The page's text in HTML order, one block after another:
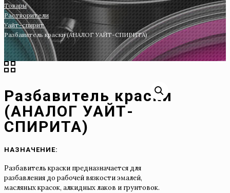
Товары
Растворители
Уайт-спирит
Разбавитель краски (АНАЛОГ УАЙТ-СПИРИТА)
Разбавитель краски
(АНАЛОГ УАЙТ-
СПИРИТА)
НАЗНАЧЕНИЕ:
Разбавитель краски предназначается для
разбавления до рабочей вязкости эмалей,
масляных красок, алкидных лаков и грунтовок.